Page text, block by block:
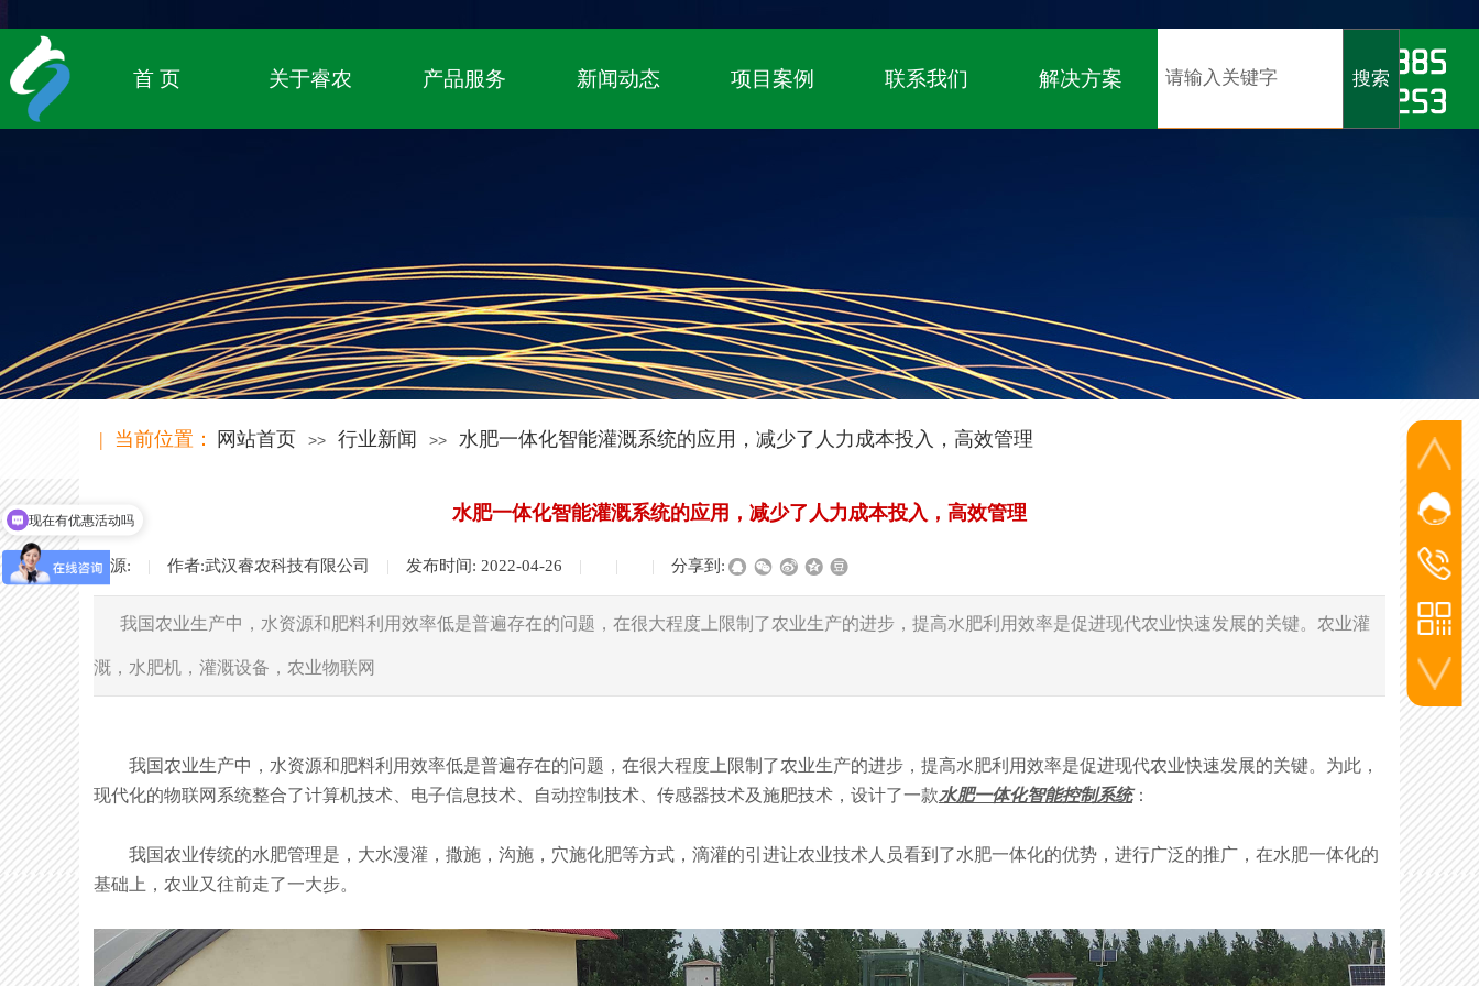
首 页 关于睿农 产品服务 新闻动态 项目案例 联系我们 解决方案 搜索
网站首页 >> 行业新闻 >> 水肥一体化智能灌溉系统的应用，减少了人力成本投入，高效管理
| 当前位置：
水肥一体化智能灌溉系统的应用，减少了人力成本投入，高效管理
来源: | 作者:武汉睿农科技有限公司 | 发布时间: 2022-04-26 | | | 分享到:
我国农业生产中，水资源和肥料利用效率低是普遍存在的问题，在很大程度上限制了农业生产的进步，提高水肥利用效率是促进现代农业快速发展的关键。农业灌
溉，水肥机，灌溉设备，农业物联网
我国农业生产中，水资源和肥料利用效率低是普遍存在的问题，在很大程度上限制了农业生产的进步，提高水肥利用效率是促进现代农业快速发展的关键。为此，
现代化的物联网系统整合了计算机技术、电子信息技术、自动控制技术、传感器技术及施肥技术，设计了一款水肥一体化智能控制系统：
我国农业传统的水肥管理是，大水漫灌，撒施，沟施，穴施化肥等方式，滴灌的引进让农业技术人员看到了水肥一体化的优势，进行广泛的推广，在水肥一体化的
基础上，农业又往前走了一大步。
网站客
杨
洪经
洪经理
186-
杨经理
李工
130-
联系电话
现在有优惠活动吗